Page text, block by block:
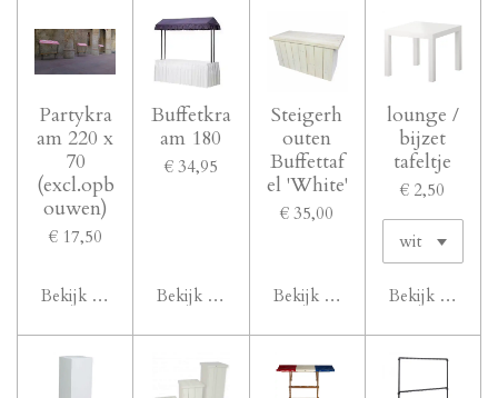
Partykra
am 220 x
70
(excl.opb
ouwen)
€ 17,50
Bekijk details
Buffetkra
am 180
€ 34,95
Bekijk details
Steigerh
outen
Buffettaf
el 'White'
€ 35,00
Bekijk details
lounge /
bijzet
tafeltje
€ 2,50
Bekijk details